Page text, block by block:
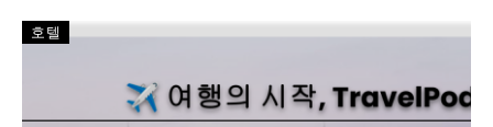
호텔